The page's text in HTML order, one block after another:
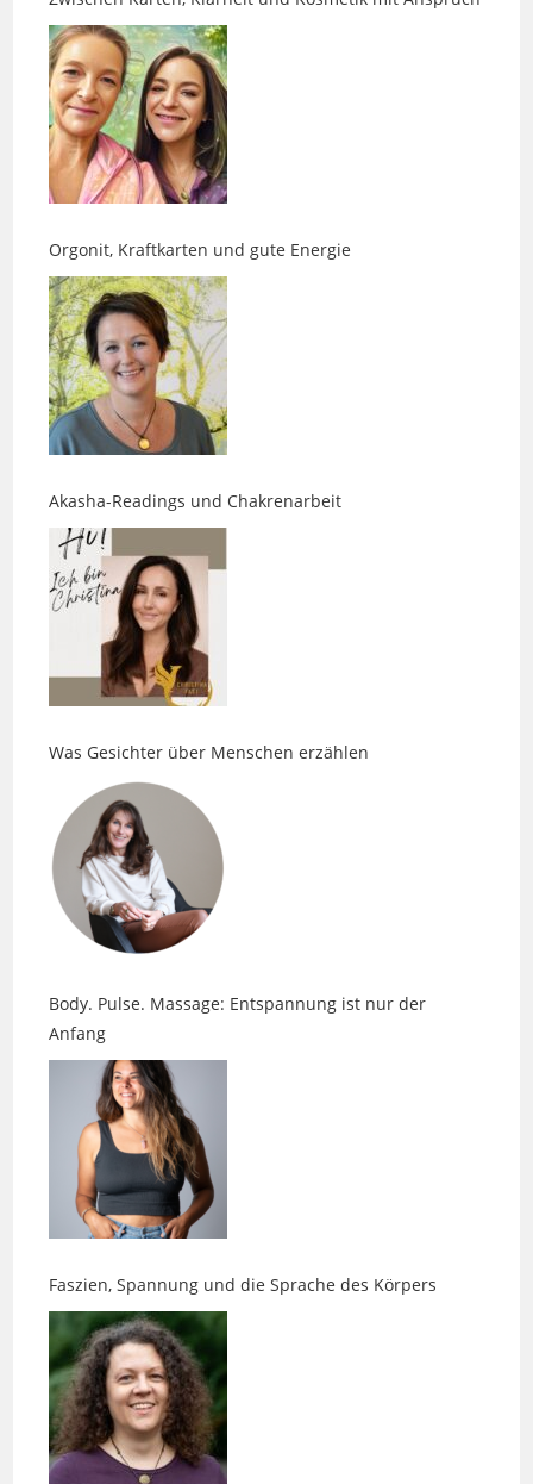
Orgonit, Kraftkarten und gute Energie
Akasha-Readings und Chakrenarbeit
Was Gesichter über Menschen erzählen
Body. Pulse. Massage: Entspannung ist nur der
Faszien, Spannung und die Sprache des Körpers